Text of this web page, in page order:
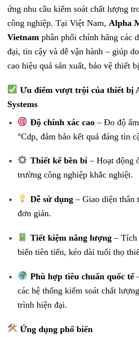
ứng nhu cầu kiểm soát chất lượng
công nghiệp. Tại Việt Nam, Alpha
Vietnam phân phối chính hãng các
đại, tin cậy và dễ vận hành – giúp
cao hiệu quả sản xuất, bảo vệ thiết
Ưu điểm vượt trội của thiết bị
Systems
Độ chính xác cao– Đo độ
°Cdp, đảm bảo kết quả đáng tin
Thiết kế bền bỉ– Hoạt động
trường công nghiệp khắc nghiệt.
Dễ sử dụng– Giao diện thân
đơn giản.
Tiết kiệm năng lượng– Tích
biến tiên tiến, kéo dài tuổi thọ
Phù hợp tiêu chuẩn quốc tế
các hệ thống kiểm soát chất
trình hiện đại.
Ứng dụng phổ biến